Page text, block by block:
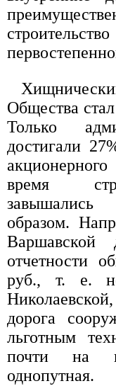
Общества
Только
достигали
время
завышались
образом.
Варшавской
отчетности
руб., т. е.
дорога
льготным
почти на
однопутная.